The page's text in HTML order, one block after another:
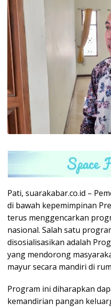
Pati, suarakabar.co.id –
di bawah kepemimpinan
terus menggencarkan
nasional. Salah satu
disosialisasikan adalah
yang mendorong
mayur secara mandiri di
Program ini diharapkan
kemandirian pangan